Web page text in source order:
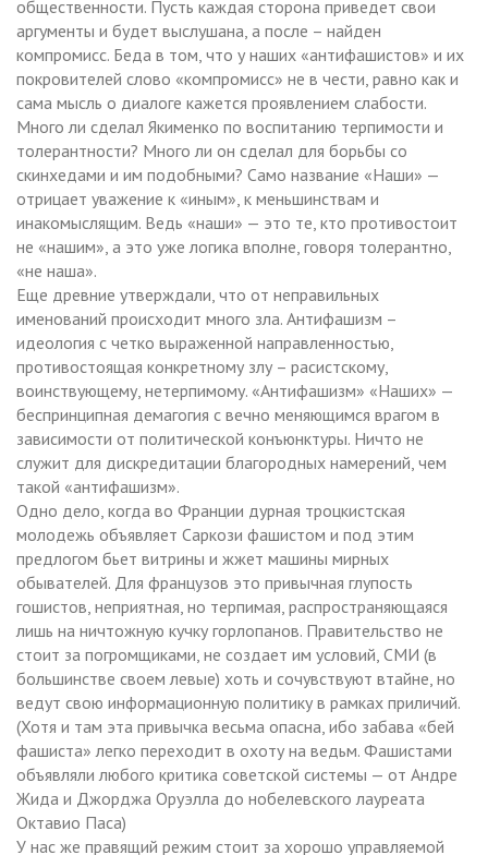
общественности. Пусть каждая сторона приведет свои
аргументы и будет выслушана, а после – найден
компромисс. Беда в том, что у наших «антифашистов» и их
покровителей слово «компромисс» не в чести, равно как и
сама мысль о диалоге кажется проявлением слабости.
Много ли сделал Якименко по воспитанию терпимости и
толерантности? Много ли он сделал для борьбы со
скинхедами и им подобными? Само название «Наши» —
отрицает уважение к «иным», к меньшинствам и
инакомыслящим. Ведь «наши» — это те, кто противостоит
не «нашим», а это уже логика вполне, говоря толерантно,
«не наша».
Еще древние утверждали, что от неправильных
именований происходит много зла. Антифашизм –
идеология с четко выраженной направленностью,
противостоящая конкретному злу – расистскому,
воинствующему, нетерпимому. «Антифашизм» «Наших» —
беспринципная демагогия с вечно меняющимся врагом в
зависимости от политической конъюнктуры. Ничто не
служит для дискредитации благородных намерений, чем
такой «антифашизм».
Одно дело, когда во Франции дурная троцкистская
молодежь объявляет Саркози фашистом и под этим
предлогом бьет витрины и жжет машины мирных
обывателей. Для французов это привычная глупость
гошистов, неприятная, но терпимая, распространяющаяся
лишь на ничтожную кучку горлопанов. Правительство не
стоит за погромщиками, не создает им условий, СМИ (в
большинстве своем левые) хоть и сочувствуют втайне, но
ведут свою информационную политику в рамках приличий.
(Хотя и там эта привычка весьма опасна, ибо забава «бей
фашиста» легко переходит в охоту на ведьм. Фашистами
объявляли любого критика советской системы — от Андре
Жида и Джорджа Оруэлла до нобелевского лауреата
Октавио Паса)
У нас же правящий режим стоит за хорошо управляемой